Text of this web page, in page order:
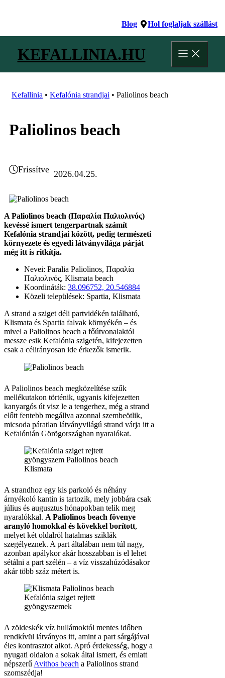
Blog Hol foglaljak szállást
KEFALLINIA.HU
Kefallinia • Kefalónia strandjai • Paliolinos beach
Paliolinos beach
Frissítve 2026.04.25.
A Paliolinos beach (Παραλία Παλιολινός)
kevéssé ismert tengerpartnak számít
Kefalónia strandjai között, pedig természeti
környezete és egyedi látványvilága párját
még itt is ritkítja.
Nevei: Paralia Paliolinos, Παραλία
Παλιολινός, Klismata beach
Koordináták: 38.096752, 20.546884
Közeli települések: Spartia, Klismata
A strand a sziget déli partvidékén található,
Klismata és Spartia falvak környékén – és
mivel a Paliolinos beach a főútvonalaktól
messze esik Kefalónia szigetén, kifejezetten
csak a célirányosan ide érkezők ismerik.
A Paliolinos beach megközelítése szűk
mellékutakon történik, ugyanis kifejezetten
kanyargós út visz le a tengerhez, még a strand
előtt fentebb megállva azonnal szembeötlik,
micsoda páratlan látványvilágú strand várja itt a
Kefalónián Görögországban nyaralókat.
A strandhoz egy kis parkoló és néhány
árnyékoló kantin is tartozik, mely jobbára csak
július és augusztus hónapokban telik meg
nyaralókkal. A Paliolinos beach fövenye
aranyló homokkal és kövekkel borított,
melyet két oldalról hatalmas sziklák
szegélyeznek. A part általában nem túl nagy,
azonban apálykor akár hosszabban is el lehet
sétálni a part szélén – a víz visszahúzódásakor
akár több száz métert is.
A zöldeskék víz hullámoktól mentes időben
rendkívül látványos itt, amint a part sárgájával
éles kontrasztot alkot. Apró érdekesség, hogy a
nyugati oldalon a sokak által ismert, és emiatt
népszerű Avithos beach a Paliolinos strand
szomszédja!